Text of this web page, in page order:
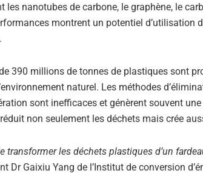
les nanotubes de carbone, le graphène, le
montrent un potentiel d’utilisation
390 millions de tonnes de plastiques sont
naturel. Les méthodes
sont inefficaces et génèrent souvent
non seulement les déchets mais crée
transformer les déchets plastiques d’un
Dr Gaixiu Yang de l’Institut de conversion